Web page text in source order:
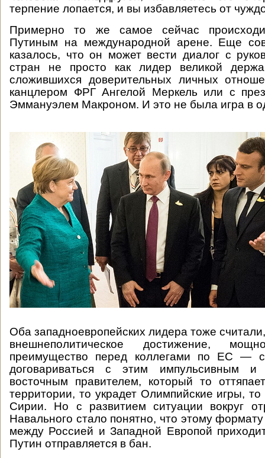
терпение лопается, и вы избавляетесь от
Примерно то же самое сейчас
Путиным на международной арене. Еще
казалось, что он может вести диалог с
стран не просто как лидер великой
сложившихся доверительных личных
канцлером ФРГ Ангелой Меркель или с
Эммануэлем Макроном. И это не была игра в
Оба западноевропейских лидера тоже
внешнеполитическое достижение,
преимущество перед коллегами по ЕС —
договариваться с этим импульсивным и
восточным правителем, который то
территории, то украдет Олимпийские игры, то
Сирии. Но с развитием ситуации вокруг
Навального стало понятно, что этому
между Россией и Западной Европой
Путин отправляется в бан.